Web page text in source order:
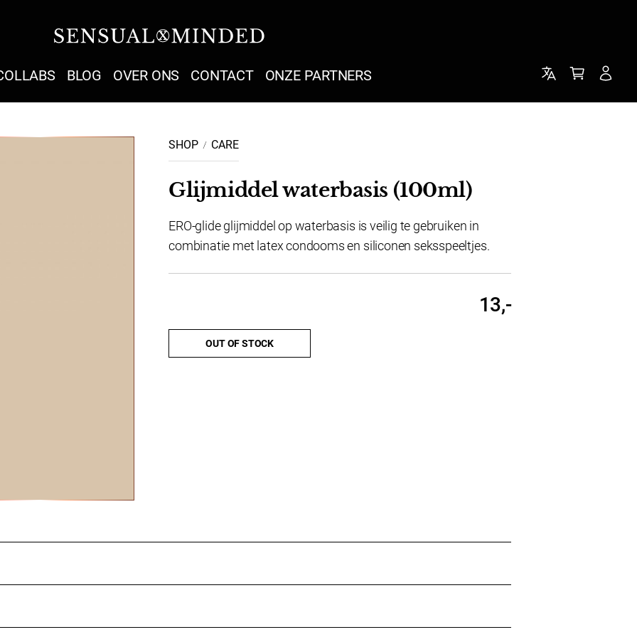
Sensual Minded
BLOG OVER ONS CONTACT ONZE PARTNERS
SHOP CARE
Glijmiddel waterbasis (100ml)
ERO-glide glijmiddel op waterbasis is veilig te gebruiken in
combinatie met latex condooms en siliconen seksspeeltjes.
13,-
OUT OF STOCK
en gebruikte glijmiddel. Het is veilig te gebruiken in combinatie met latex condooms en
kan speeltjes aantasten en de levensduur verkorten. Wij raden wanneer jij gebruikt maakt